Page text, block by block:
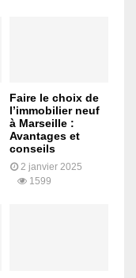
Faire le choix de
l’immobilier neuf
à Marseille :
Avantages et
conseils
2 janvier 2025
1599